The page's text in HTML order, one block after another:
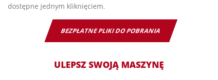
dostępne jednym kliknięciem.
BEZPŁATNE PLIKI DO POBRANIA
ULEPSZ SWOJĄ MASZYNĘ